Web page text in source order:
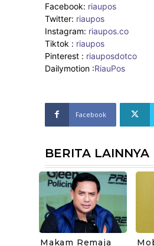
Facebook: riaupos
Twitter: riaupos
Instagram: riaupos.co
Tiktok : riaupos
Pinterest : riauposdotco
Dailymotion :RiauPos
Facebook
BERITA LAINNYA
Makam Remaja